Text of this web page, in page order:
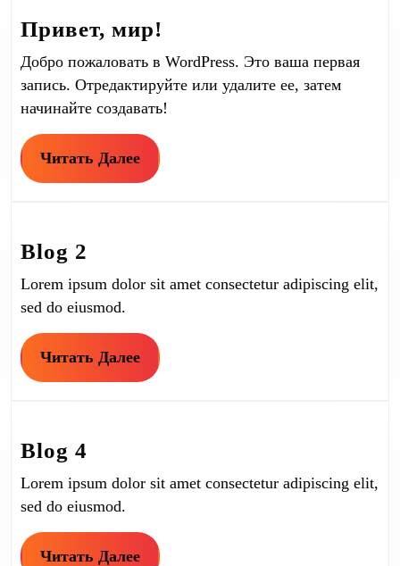
Привет, мир!
мир!
Добро пожаловать в WordPress. Это ваша первая
запись. Отредактируйте или удалите ее, затем
начинайте создавать!
Читать ДалееЧитать
Далее
Blog 2
2
Lorem ipsum dolor sit amet consectetur adipiscing elit,
sed do eiusmod.
Читать ДалееЧитать
Далее
Blog 4
4
Lorem ipsum dolor sit amet consectetur adipiscing elit,
sed do eiusmod.
Читать ДалееЧитать